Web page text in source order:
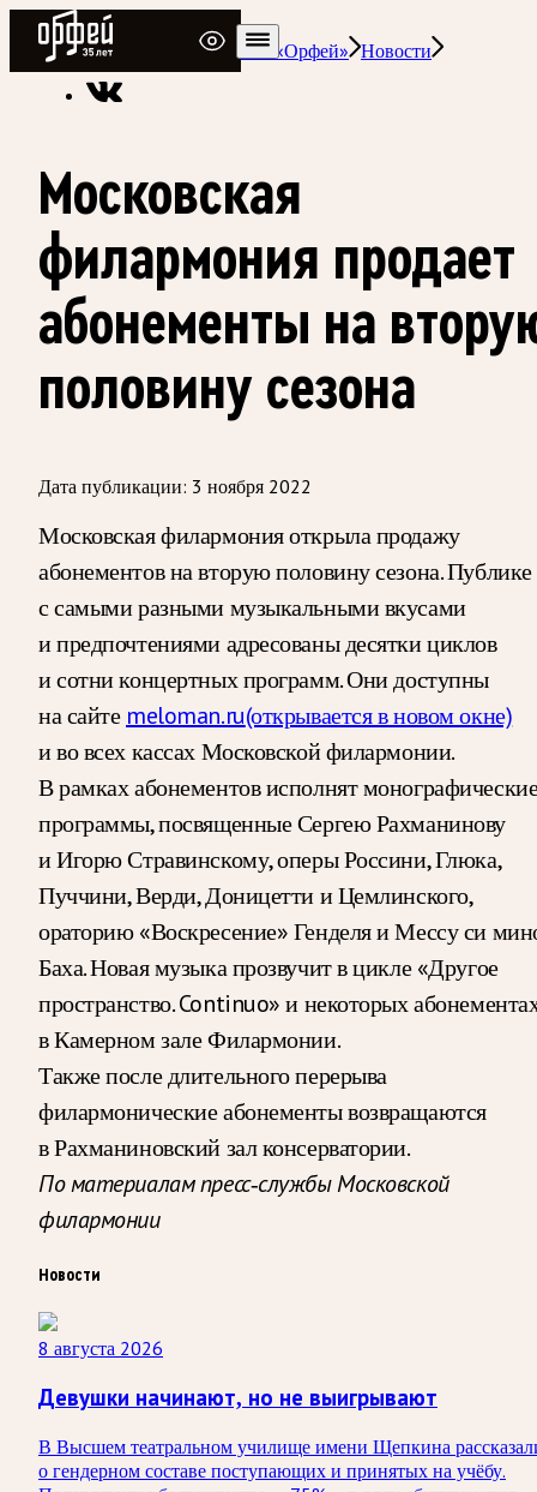
Радио Орфей
Радио классической музыки «Орфей» Новости
Московская
филармония продает
абонементы на
половину сезона
Дата публикации: 3 ноября 2022
Московская филармония открыла продажу
абонементов на вторую половину сезона. Публике
с самыми разными музыкальными вкусами
и предпочтениями адресованы десятки циклов
и сотни концертных программ. Они доступны
на сайте meloman.ru(открывается в новом окне)
и во всех кассах Московской филармонии.
В рамках абонементов исполнят
программы, посвященные Сергею Рахманинову
и Игорю Стравинскому, оперы Россини, Глюка,
Пуччини, Верди, Доницетти и Цемлинского,
ораторию «Воскресение» Генделя и Мессу си
Баха. Новая музыка прозвучит в цикле «Другое
пространство. Continuo» и некоторых
в Камерном зале Филармонии.
Также после длительного перерыва
филармонические абонементы возвращаются
в Рахманиновский зал консерватории.
По материалам пресс-службы Московской
филармонии
Новости
8 августа 2026
Девушки начинают, но не выигрывают
В Высшем театральном училище имени Щепкина
о гендерном составе поступающих и принятых на учёбу.